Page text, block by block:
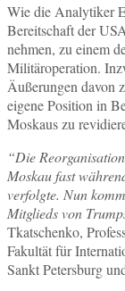
Wie die Analytiker
Bereitschaft der
nehmen, zu einem
Militäroperation.
Äußerungen davon
eigene Position in
Moskaus zu
“Die
Moskau fast
verfolgte. Nun
Mitglieds von
Tkatschenko,
Fakultät für
Sankt Petersburg